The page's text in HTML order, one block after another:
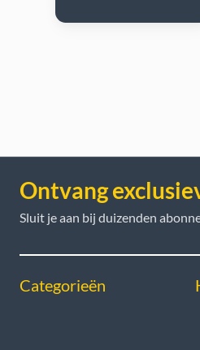
Ontvang
Sluit je aan bij duizenden
Categorieën